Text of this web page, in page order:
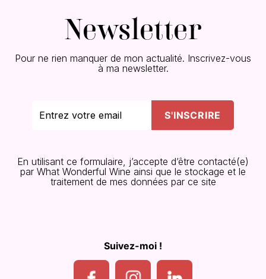
Newsletter
Pour ne rien manquer de mon actualité. Inscrivez-vous
à ma newsletter.
En utilisant ce formulaire, j’accepte d’être contacté(e)
par What Wonderful Wine ainsi que le stockage et le
traitement de mes données par ce site
Suivez-moi !